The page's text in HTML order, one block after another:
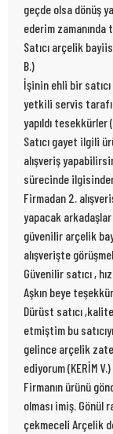
geçde olsa dönüş
ederim zamanında
Satıcı arçelik
B.)
İşinin ehli bir
yetkili servis
yapıldı tesekkürler
Satıcı gayet ilgili
alışveriş
sürecinde ilgisinden
Firmadan 2.
yapacak
güvenilir arçelik
alışverişte
Güvenilir satıcı ,
Aşkın beye
Dürüst satıcı
etmiştim bu
gelince arçelik
ediyorum (KERİM V.)
Firmanın ürünü
olması imiş. Gönül
çekmeceli Arçelik